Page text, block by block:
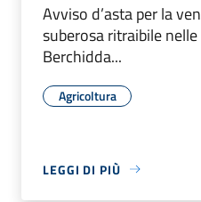
Avviso d’asta per la
suberosa ritraibile
Berchidda...
Agricoltura
LEGGI DI PIÙ